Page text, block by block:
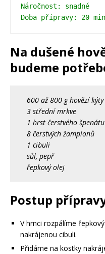
Náročnost: snadné
Doba přípravy: 20
Na dušené
budeme
600 až 800 g hovězí kýty
3 střední mrkve
1 hrst čerstvého špenátu
8 čerstvých žampionů
1 cibuli
sůl, pepř
řepkový olej
Postup
V hrnci rozpálíme
nakrájenou cibuli.
Přidáme na kostky